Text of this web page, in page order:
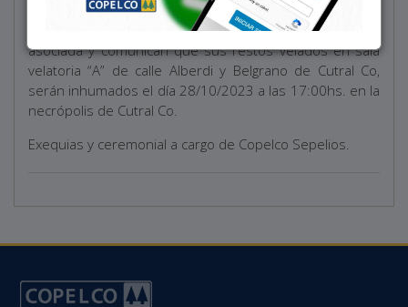
El Consejo de Administración y el Cuerpo de Delegados
de Copelco Ltda. participan el fallecimiento de su
asociada y comunican que sus restos velados en sala
velatoria “A” de calle Alberdi y Belgrano de Cutral Co,
serán inhumados el día 28/10/2023 a las 17:00hs. en la
necrópolis de Cutral Co.
Exequias y ceremonial a cargo de Copelco Sepelios.